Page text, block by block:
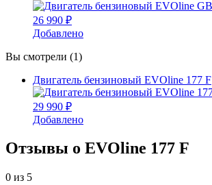
26 990 ₽
Добавлено
Вы смотрели (1)
Двигатель бензиновый EVOline 177 F
29 990 ₽
Добавлено
Отзывы о EVOline 177 F
0 из 5